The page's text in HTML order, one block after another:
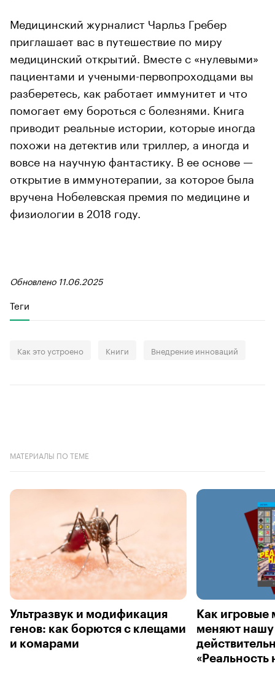
Медицинский журналист Чарльз Гребер
приглашает вас в путешествие по миру
медицинский открытий. Вместе с «нулевыми»
пациентами и учеными-первопроходцами вы
разберетесь, как работает иммунитет и что
помогает ему бороться с болезнями. Книга
приводит реальные истории, которые иногда
похожи на детектив или триллер, а иногда и
вовсе на научную фантастику. В ее основе —
открытие в иммунотерапии, за которое была
вручена Нобелевская премия по медицине и
физиологии в 2018 году.
Обновлено 11.06.2025
Теги
Как это устроено Книги Внедрение инноваций
МАТЕРИАЛЫ ПО ТЕМЕ
Ультразвук и модификация
генов: как борются с клещами
и комарами
Как игровые
меняют нашу
«Реальность